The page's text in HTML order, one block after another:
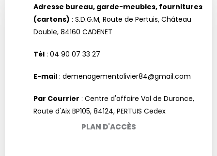
Adresse bureau, garde-meubles, fournitures
(cartons) : S.D.G.M, Route de Pertuis, Château
Double, 84160 CADENET
Tél: 04 90 07 33 27
E-mail: demenagementolivier84@gmail.com
Par Courrier : Centre d'affaire Val de Durance,
Route d'Aix BP105, 84124, PERTUIS Cedex
PLAN D'ACCÈS